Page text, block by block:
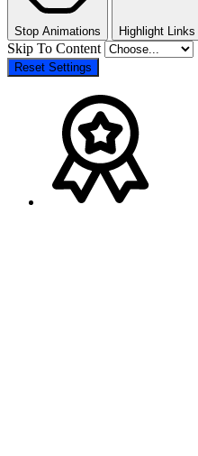
Stop Animations Highlight Links
Skip To Content
Reset Settings